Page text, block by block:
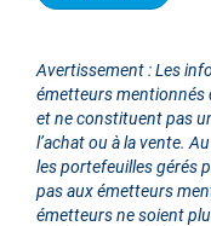
Avertissement : Les
émetteurs mentionnés
et ne constituent pas
l’achat ou à la vente.
les portefeuilles gérés
pas aux émetteurs
émetteurs ne soient